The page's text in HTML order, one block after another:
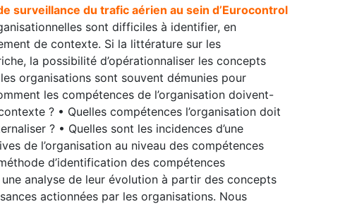
surveillance du trafic aérien au sein d’Eurocontrol
sont difficiles à identifier, en
de contexte. Si la littérature sur les
la possibilité d’opérationnaliser les concepts
organisations sont souvent démunies pour
les compétences de l’organisation doivent-
? • Quelles compétences l’organisation doit
? • Quelles sont les incidences d’une
de l’organisation au niveau des compétences
d’identification des compétences
analyse de leur évolution à partir des concepts
actionnées par les organisations. Nous